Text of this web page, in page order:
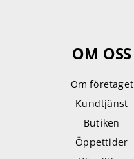
OM OSS
Om företaget
Kundtjänst
Butiken
Öppettider